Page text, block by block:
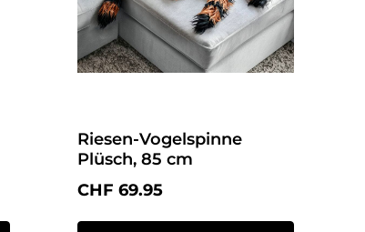
Riesen-Vogelspinne
Plüsch, 85 cm
Regulärer Preis:
CHF 69.95